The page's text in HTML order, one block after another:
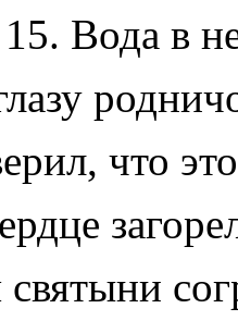
Вода в
что